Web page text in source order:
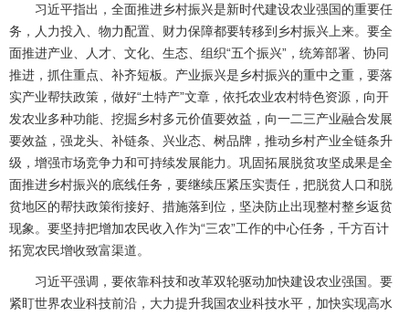
习近平指出，全面推进乡村振兴是新时代建设农业强国的重要任
务，人力投入、物力配置、财力保障都要转移到乡村振兴上来。要全
面推进产业、人才、文化、生态、组织“五个振兴”，统筹部署、协同
推进，抓住重点、补齐短板。产业振兴是乡村振兴的重中之重，要落
实产业帮扶政策，做好“土特产”文章，依托农业农村特色资源，向开
发农业多种功能、挖掘乡村多元价值要效益，向一二三产业融合发展
要效益，强龙头、补链条、兴业态、树品牌，推动乡村产业全链条升
级，增强市场竞争力和可持续发展能力。巩固拓展脱贫攻坚成果是全
面推进乡村振兴的底线任务，要继续压紧压实责任，把脱贫人口和脱
贫地区的帮扶政策衔接好、措施落到位，坚决防止出现整村整乡返贫
现象。要坚持把增加农民收入作为“三农”工作的中心任务，千方百计
拓宽农民增收致富渠道。
习近平强调，要依靠科技和改革双轮驱动加快建设农业强国。要
紧盯世界农业科技前沿，大力提升我国农业科技水平，加快实现高水